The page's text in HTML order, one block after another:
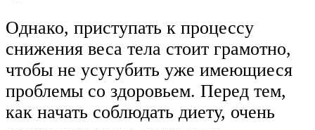
Однако, приступать к процессу
снижения веса тела стоит грамотно,
чтобы не усугубить уже имеющиеся
проблемы со здоровьем. Перед тем,
как начать соблюдать диету, очень